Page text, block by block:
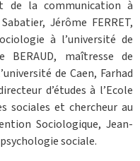
de la communication à
Jérôme FERRET,
à l’université de
BERAUD, maîtresse de
de Caen, Farhad
d’études à l’Ecole
sociales et chercheur au
Sociologique, Jean-
sociale.